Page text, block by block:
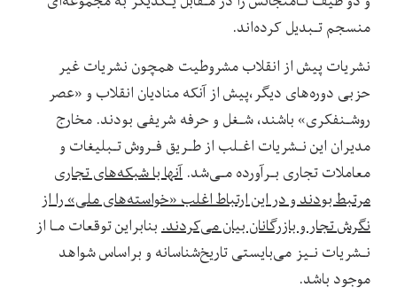
منسجم تـبدیل‌ کرده‌اند.
نشریات پیش از انقلاب مشروطیت‌ همچون‌ نشریات غیر
حزبی دوره‌های دیگر،پیش از آنکه منادیان انقلاب و «عصر
روشـنفکری» باشند، شـغل و حرفه شریفی بودند. مخارج
مدیران این نـشریات اغـلب از طـریق فـروش تـبلیغات‌ و
معاملات تجاری بـرآورده مـی‌شد. آنها‌ با‌ شبکه‌های تجاری
مرتبط بودند و در این ارتباط اغلب «خواسته‌های ملی» را از
نگرش تجار و بازرگانان بیان می‌کردند.بنابراین توقعات مـا از
نـشریات نـیز می‌بایستی تاریخ‌شناسانه و براساس شواهد
موجود باشد.